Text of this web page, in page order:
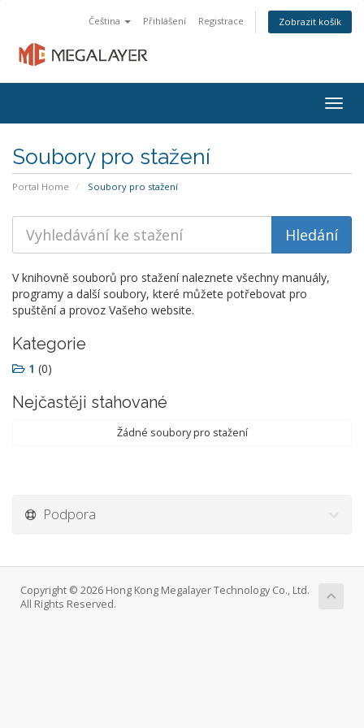
Čeština Přihlášení Registrace Zobrazit košík
Soubory pro stažení
Portal Home Soubory pro stažení
V knihovně souborů pro stažení naleznete všechny manuály,
programy a další soubory, které můžete potřebovat pro
spuštění a provoz Vašeho website.
Kategorie
1 (0)
Nejčastěji stahované
Žádné soubory pro stažení
Podpora
Copyright © 2026 Hong Kong Megalayer Technology Co., Ltd.
All Rights Reserved.